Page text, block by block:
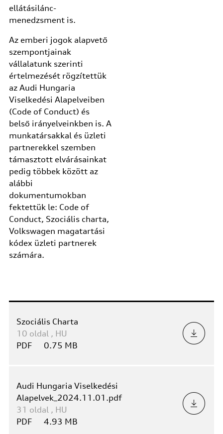
ellátásilánc-
menedzsment is.
Az emberi jogok alapvető
szempontjainak
vállalatunk szerinti
értelmezését rögzítettük
az Audi Hungaria
Viselkedési Alapelveiben
(Code of Conduct) és
belső irányelveinkben is. A
munkatársakkal és üzleti
partnerekkel szemben
támasztott elvárásainkat
pedig többek között az
alábbi
dokumentumokban
fektettük le: Code of
Conduct, Szociális charta,
Volkswagen magatartási
kódex üzleti partnerek
számára.
Szociális Charta
10 oldal, HU
PDF
0.75 MB
Audi Hungaria Viselkedési
Alapelvek_2024.11.01.pdf
31 oldal, HU
PDF
4.93 MB